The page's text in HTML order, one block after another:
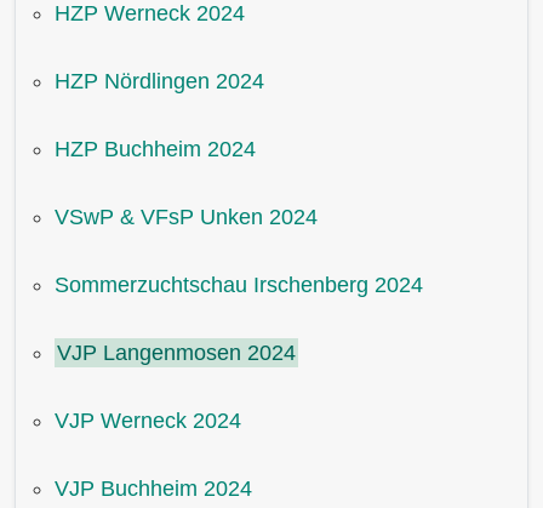
HZP Werneck 2024
HZP Nördlingen 2024
HZP Buchheim 2024
VSwP & VFsP Unken 2024
Sommerzuchtschau Irschenberg 2024
VJP Langenmosen 2024
VJP Werneck 2024
VJP Buchheim 2024